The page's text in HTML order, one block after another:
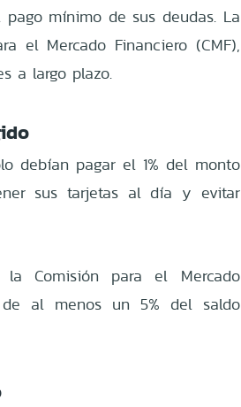
mínimo de sus deudas. La
el Mercado Financiero (CMF),
a largo plazo.
debían pagar el 1% del monto
sus tarjetas al día y evitar
Comisión para el Mercado
de al menos un 5% del saldo